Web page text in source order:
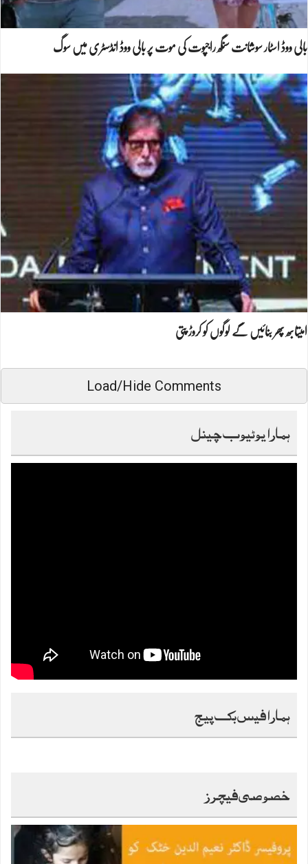
بالی ووڈ اسٹار سوشانت سنگھ راجپوت کی موت پر بالی ووڈ انڈسٹری میں سوگ
امیتابھ پھر بنائیں گے لوگوں کو کروڑ پتی
Load/Hide Comments
ہمارا یوٹیوب چینل
ہمارا فیس بک پیج
خصوصی فیچرز